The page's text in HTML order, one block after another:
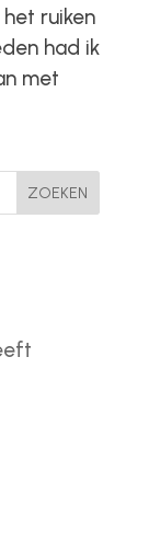
ruiken
had ik
met
ZOEKEN